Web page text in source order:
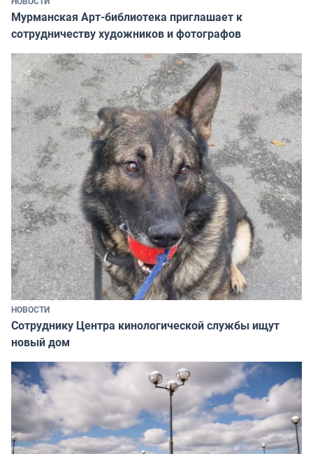
Мурманская Арт-библиотека приглашает к
сотрудничеству художников и фотографов
НОВОСТИ
Сотруднику Центра кинологической службы ищут
новый дом